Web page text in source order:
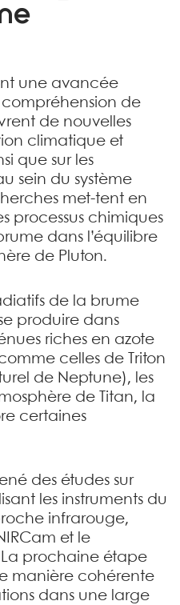
une avancée
de
de nouvelles
climatique et
que sur les
sein du système
met-tent en
processus chimiques
dans l’équilibre
de Pluton.
de la brume
produire dans
riches en azote
celles de Triton
de Neptune), les
de Titan, la
certaines
des études sur
les instruments du
infrarouge,
et le
La prochaine étape
manière cohérente
dans une large